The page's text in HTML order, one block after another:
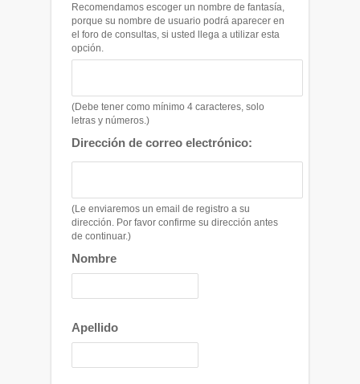
Recomendamos escoger un nombre de fantasía,
porque su nombre de usuario podrá aparecer en
el foro de consultas, si usted llega a utilizar esta
opción.
(Debe tener como mínimo 4 caracteres, solo
letras y números.)
Dirección de correo electrónico:
(Le enviaremos un email de registro a su
dirección. Por favor confirme su dirección antes
de continuar.)
Nombre
Apellido